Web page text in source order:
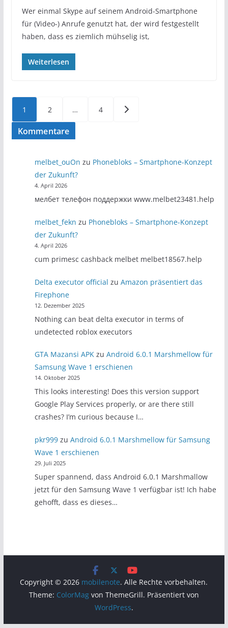
Wer einmal Skype auf seinem Android-Smartphone
für (Video-) Anrufe genutzt hat, der wird festgestellt
haben, dass es ziemlich mühselig ist,
Weiterlesen
Seitennummerierung
der
1 2 … 4
Kommentare
melbet_ouOn zu Phonebloks – Smartphone-Konzept
der Zukunft?
4. April 2026
мелбет телефон поддержки www.melbet23481.help
melbet_fekn zu Phonebloks – Smartphone-Konzept
der Zukunft?
4. April 2026
cum primesc cashback melbet melbet18567.help
Delta executor official zuAmazon präsentiert das
Firephone
12. Dezember 2025
Nothing can beat delta executor in terms of
undetected roblox executors
GTA Mazansi APK zuAndroid 6.0.1 Marshmellow für
Samsung Wave 1 erschienen
14. Oktober 2025
This looks interesting! Does this version support
Google Play Services properly, or are there still
crashes? I’m curious because I…
pkr999 zuAndroid 6.0.1 Marshmellow für Samsung
Wave 1 erschienen
29. Juli 2025
Super spannend, dass Android 6.0.1 Marshmallow
jetzt für den Samsung Wave 1 verfügbar ist! Ich habe
gehofft, dass es dieses…
Copyright © 2026 mobilenote. Alle Rechte vorbehalten.
Theme: ColorMagvon ThemeGrill. Präsentiert von
WordPress.